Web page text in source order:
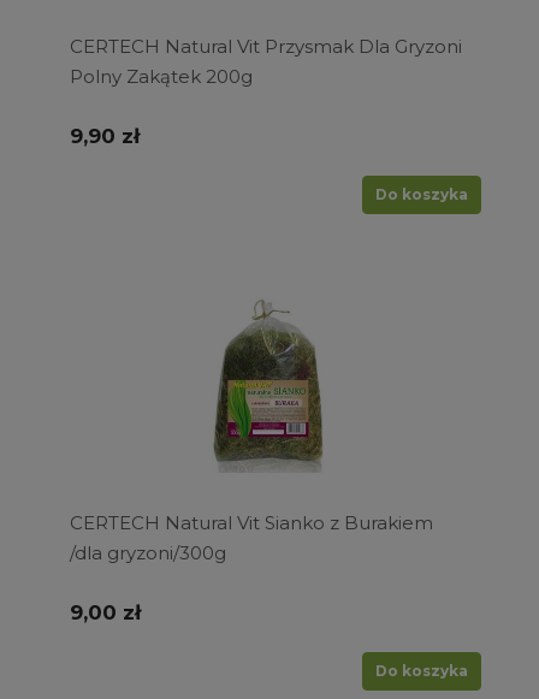
CERTECH Natural Vit Przysmak Dla Gryzoni
Polny Zakątek 200g
9,90 zł
Do koszyka
CERTECH Natural Vit Sianko z Burakiem
/dla gryzoni/300g
9,00 zł
Do koszyka